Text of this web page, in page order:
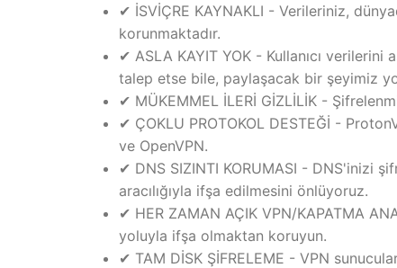
✔ İSVİÇRE KAYNAKLI - Verileriniz,
korunmaktadır.
✔ ASLA KAYIT YOK - Kullanıcı
talep etse bile, paylaşacak bir şeyimiz
✔ MÜKEMMEL İLERİ GİZLİLİK -
✔ ÇOKLU PROTOKOL DESTEĞİ -
ve OpenVPN.
✔ DNS SIZINTI KORUMASI - DNS'inizi
aracılığıyla ifşa edilmesini önlüyoruz.
✔ HER ZAMAN AÇIK VPN/KAPATMA
yoluyla ifşa olmaktan koruyun.
✔ TAM DİSK ŞİFRELEME - VPN